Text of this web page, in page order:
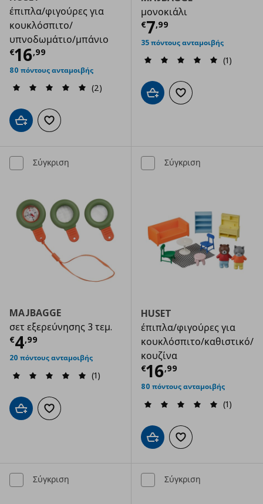
έπιπλα/φιγούρες για
κουκλόσπιτο/
υπνοδωμάτιο/μπάνιο
€16,99
Τρέχουσα τιμή € 16,99
80 πόντους ανταμοιβής
(2)
Προσθήκη στο καλάθι
Προσθήκη στα αγαπημένα
μονοκιάλι
€7,99
Τρέχουσα
35 πόντους ανταμοιβής
(1)
Προσθήκη στο καλάθι
Προσθήκη στα
Σύγκριση
MAJBAGGE
σετ εξερεύνησης 3 τεμ.
€4,99
Τρέχουσα τιμή € 4,99
20 πόντους ανταμοιβής
(1)
Προσθήκη στο καλάθι
Προσθήκη στα αγαπημένα
Σύγκριση
HUSET
έπιπλα/φιγούρες για
κουκλόσπιτο/καθιστικό/
κουζίνα
€16,99
Τρέχουσα
80 πόντους ανταμοιβής
(1)
Προσθήκη στο καλάθι
Προσθήκη στα
Σύγκριση Σύγκριση